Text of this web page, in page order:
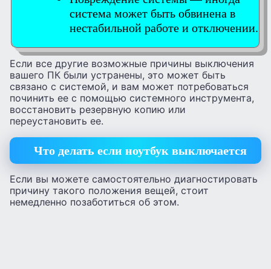
система может быть обвинена в
нестабильной работе и отключении.
Если все другие возможные причины выключения
вашего ПК были устранены, это может быть
связано с системой, и вам может потребоваться
починить ее с помощью системного инструмента,
восстановить резервную копию или
переустановить ее.
Что делать если ноутбук выключается
Если вы можете самостоятельно диагностировать
причину такого положения вещей, стоит
немедленно позаботиться об этом.